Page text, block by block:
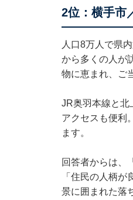
2位：横手市
人口8万人で県
から多くの人が
物に恵まれ、ご
JR奥羽本線と北
アクセスも便利
ます。
回答者からは、
「住民の人柄
景に囲まれた落